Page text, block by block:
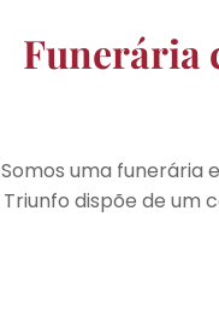
Funerária
Somos uma funerária
Triunfo dispõe de um